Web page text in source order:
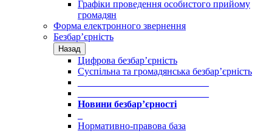
Графіки проведення особистого прийому
громадян
Форма електронного звернення
Безбар’єрність
Назад
Цифрова безбар’єрність
Суспільна та громадянська безбар’єрність
Новини безбар’єрності
Нормативно-правова база